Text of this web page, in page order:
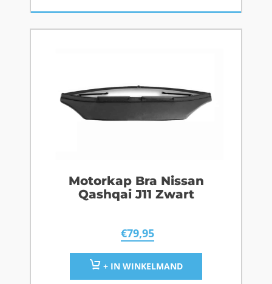
Motorkap Bra Nissan
Qashqai J11 Zwart
€79,95
+ IN WINKELMAND